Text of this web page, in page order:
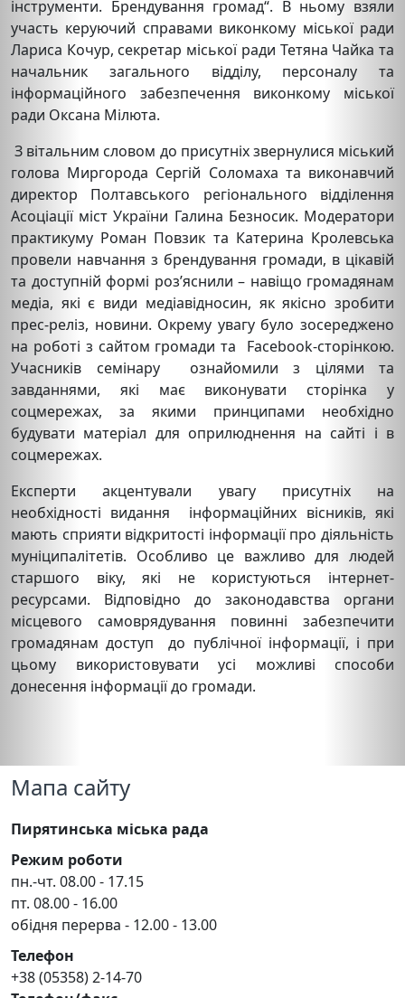
інструменти. Брендування громад“. В ньому взяли
участь керуючий справами виконкому міської ради
Лариса Кочур, секретар міської ради Тетяна Чайка та
начальник загального відділу, персоналу та
інформаційного забезпечення виконкому міської
ради Оксана Мілюта.
З вітальним словом до присутніх звернулися міський
голова Миргорода Сергій Соломаха та виконавчий
директор Полтавського регіонального відділення
Асоціації міст України Галина Безносик. Модератори
практикуму Роман Повзик та Катерина Кролевська
провели навчання з брендування громади, в цікавій
та доступній формі роз’яснили – навіщо громадянам
медіа, які є види медіавідносин, як якісно зробити
прес-реліз, новини. Окрему увагу було зосереджено
на роботі з сайтом громади та Facebook-сторінкою.
Учасників семінару ознайомили з цілями та
завданнями, які має виконувати сторінка у
соцмережах, за якими принципами необхідно
будувати матеріал для оприлюднення на сайті і в
соцмережах.
Експерти акцентували увагу присутніх на
необхідності видання інформаційних вісників, які
мають сприяти відкритості інформації про діяльність
муніципалітетів. Особливо це важливо для людей
старшого віку, які не користуються інтернет-
ресурсами. Відповідно до законодавства органи
місцевого самоврядування повинні забезпечити
громадянам доступ до публічної інформації, і при
цьому використовувати усі можливі способи
донесення інформації до громади.
Мапа сайту
Пирятинська міська рада
Режим роботи
пн.-чт. 08.00 - 17.15
пт. 08.00 - 16.00
обідня перерва - 12.00 - 13.00
Телефон
+38 (05358) 2-14-70